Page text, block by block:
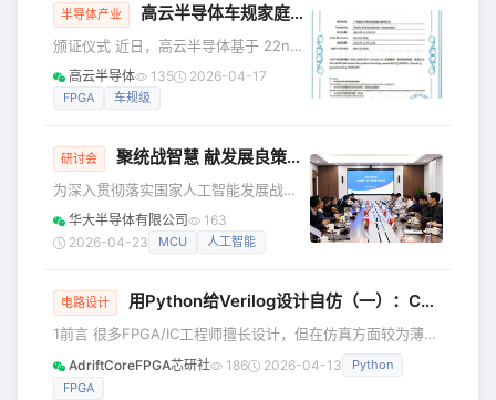
一下手册了解到板子晶振是50Mhz，然
后试了半天就是没有把VGA驱动起来，
后来在仔细查了一下手册，这款板子在
某种情况下板子提供的是125Mhz引脚为
L16，然而我不知道怎么用50Mhz，那就
半导体产业 高云半导体车规家庭又增新成员，22nm GW5AT-LV60UG225A0成功通过AEC-Q100认证
颁证仪式 近日，高云半导体基于 22nm
先进工艺平台打造的车规级 FPGA 产品
——GW5AT-LV60UG225A0，成功通
体在汽车电子领域取得了又一里程碑式
的突破，为此，高云半导体与长期合作
伙伴——国内领先的第三方验证分析服
务机构苏试宜特共同举行了庆贺仪式暨
战略合作研讨会。 苏试宜特可靠度工程
高云半导体 135 2026-04-17
FPGA 车规级
研讨会 聚统战智慧 献发展良策｜华大半导体召开AI浪潮下的“芯思考”研讨会
为深入贯彻落实国家人工智能发展战
略，系统推进公司AI战略布局，充分发
挥统一战线凝聚人心、汇聚力量的强大
的“芯思考”研讨会。公司党委书记、董事
长孙劼出席会议并讲话，副总经理赵
毅，各部门主要负责人及各所投资企业
的30余名党内外专家骨干参会。 孙劼指
出，人工智能是培育发展新质生产力的
华大半导体有限公司
163
2026-04-23
MCU 人工智能
电路设计 用Python给Verilog设计自仿（一）：Cocotb环境初探
1前言 很多FPGA/IC工程师擅长设计，但在仿真方面较为薄
弱。我认为主要问题在于，完整的仿真实现学习成本较高，如
学习UVM需要掌握大量新的内容。而单纯使用Verilog自仿又
AdriftCoreFPGA芯研社 186 2026-04-13
Python
FPGA